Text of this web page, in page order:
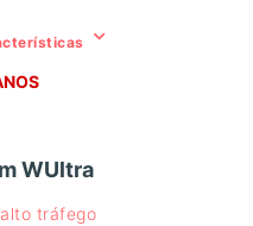
keyboard_arrow_down
WUltra
alto tráfego